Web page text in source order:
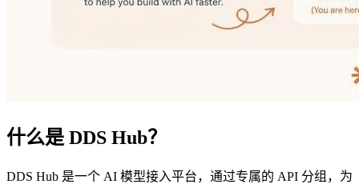
什么是 DDS Hub？
DDS Hub 是一个 AI 模型接入平台，通过专属的 API 分组，为